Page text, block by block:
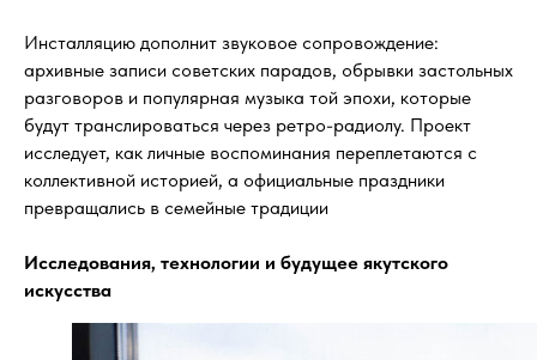
Инсталляцию дополнит звуковое сопровождение:
архивные записи советских парадов, обрывки застольных
разговоров и популярная музыка той эпохи, которые
будут транслироваться через ретро-радиолу. Проект
исследует, как личные воспоминания переплетаются с
коллективной историей, а официальные праздники
превращались в семейные традиции
Исследования, технологии и будущее якутского
искусства